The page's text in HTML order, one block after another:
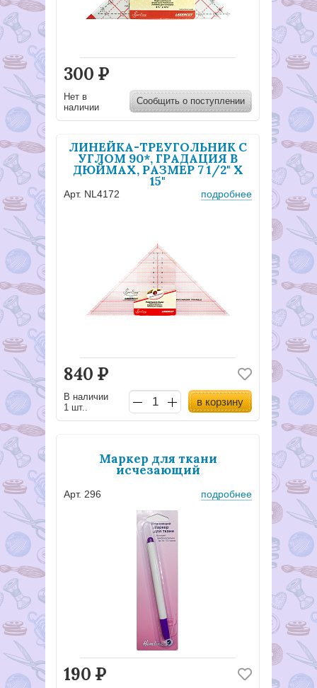
300 Р
Нет в
наличии
Сообщить о поступлении
ЛИНЕЙКА-ТРЕУГОЛЬНИК С
УГЛОМ 90*, ГРАДАЦИЯ В
ДЮЙМАХ, РАЗМЕР 7 1/2" X
15"
Арт. NL4172 подробнее
840 Р
В наличии
1 шт..
в корзину
Маркер для ткани
исчезающий
Арт. 296 подробнее
190 Р